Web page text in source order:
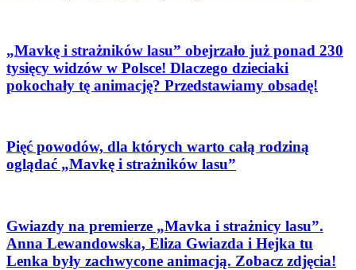
„Mavkę i strażników lasu” obejrzało już ponad 230
tysięcy widzów w Polsce! Dlaczego dzieciaki
pokochały tę animację? Przedstawiamy obsadę!
Pięć powodów, dla których warto całą rodziną
oglądać „Mavkę i strażników lasu”
Gwiazdy na premierze „Mavka i strażnicy lasu”.
Anna Lewandowska, Eliza Gwiazda i Hejka tu
Lenka były zachwycone animacją. Zobacz zdjęcia!